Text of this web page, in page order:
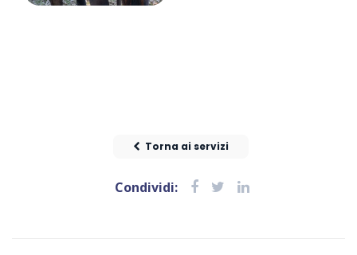
Torna ai servizi
Condividi: